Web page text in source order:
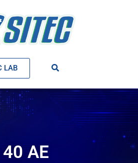
LAB
40 AE